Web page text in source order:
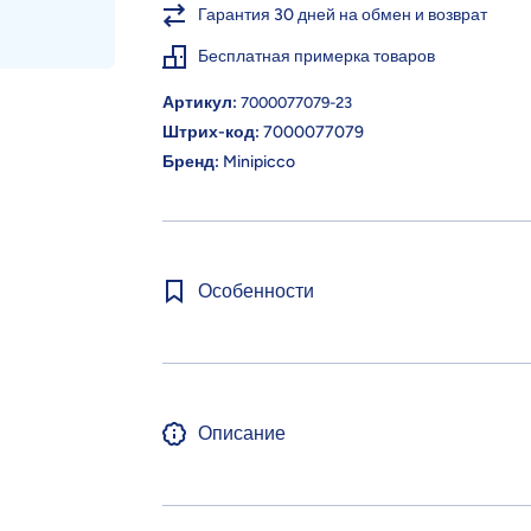
Гарантия 30 дней на обмен и возврат
Бесплатная примерка товаров
Артикул: 7000077079-23
Штрих-код: 7000077079
Бренд: Minipicco
Особенности
Описание